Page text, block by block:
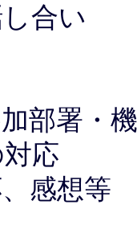
合い
部署・
応
感想等